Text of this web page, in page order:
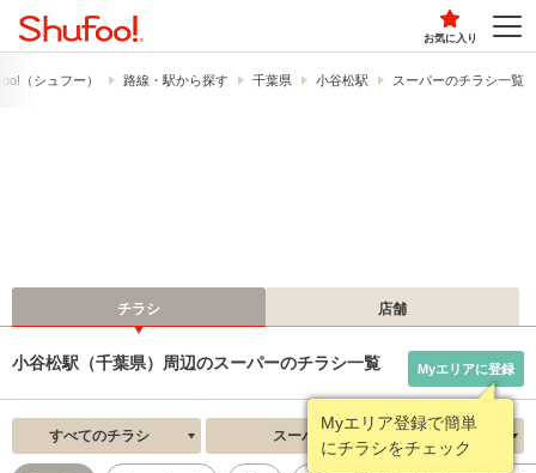
お気に入り
（シュフー） 路線・駅から探す 千葉県 小谷松駅 スーパーのチラシ一覧
チラシ 店舗
小谷松駅（千葉県）周辺のスーパーのチラシ一覧
Myエリア登録で簡単
にチラシをチェック
Myエリアに登録
すべてのチラシ スーパー 新着順